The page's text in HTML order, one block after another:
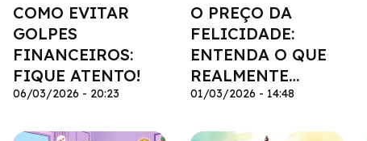
COMO EVITAR
GOLPES
FINANCEIROS:
FIQUE ATENTO!
06/03/2026 - 20:23
O PREÇO DA
FELICIDADE:
ENTENDA O QUE
REALMENTE
IMPORTA
01/03/2026 - 14:48